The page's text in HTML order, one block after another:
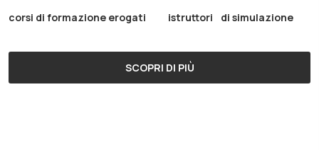
corsi di formazione erogati istruttori di simulazione
SCOPRI DI PIÙ